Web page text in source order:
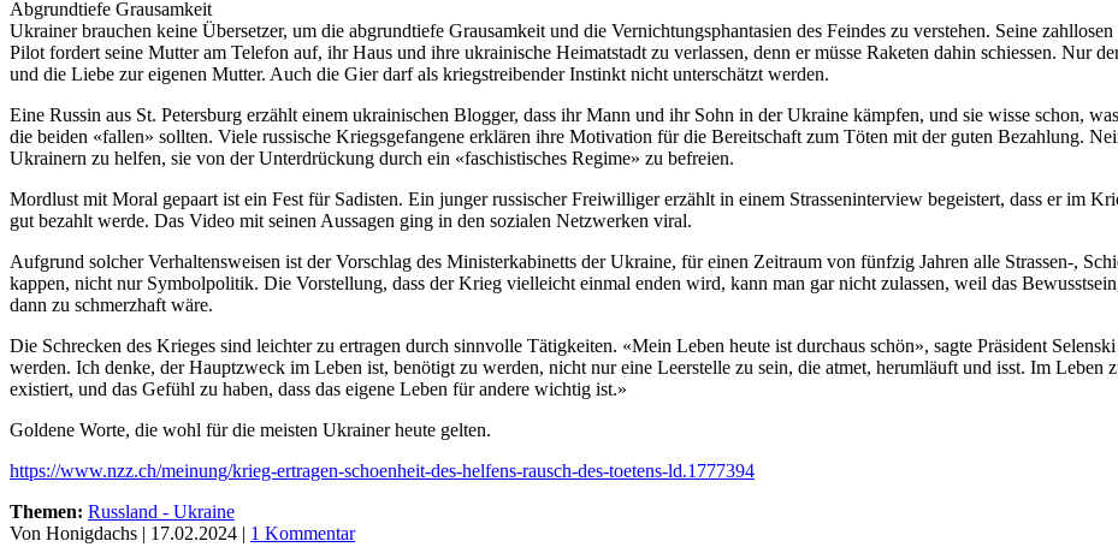
Abgrundtiefe Grausamkeit
Ukrainer brauchen keine Übersetzer, um die abgrundtiefe Grausamkeit und die Vernichtungsphantasien des Feindes zu verstehen. Seine
Pilot fordert seine Mutter am Telefon auf, ihr Haus und ihre ukrainische Heimatstadt zu verlassen, denn er müsse Raketen dahin schiessen. Nur
und die Liebe zur eigenen Mutter. Auch die Gier darf als kriegstreibender Instinkt nicht unterschätzt werden.
Eine Russin aus St. Petersburg erzählt einem ukrainischen Blogger, dass ihr Mann und ihr Sohn in der Ukraine kämpfen, und sie wisse schon,
die beiden «fallen» sollten. Viele russische Kriegsgefangene erklären ihre Motivation für die Bereitschaft zum Töten mit der guten Bezahlung.
Ukrainern zu helfen, sie von der Unterdrückung durch ein «faschistisches Regime» zu befreien.
Mordlust mit Moral gepaart ist ein Fest für Sadisten. Ein junger russischer Freiwilliger erzählt in einem Strasseninterview begeistert, dass er im
gut bezahlt werde. Das Video mit seinen Aussagen ging in den sozialen Netzwerken viral.
Aufgrund solcher Verhaltensweisen ist der Vorschlag des Ministerkabinetts der Ukraine, für einen Zeitraum von fünfzig Jahren alle Strassen-,
kappen, nicht nur Symbolpolitik. Die Vorstellung, dass der Krieg vielleicht einmal enden wird, kann man gar nicht zulassen, weil das
dann zu schmerzhaft wäre.
Die Schrecken des Krieges sind leichter zu ertragen durch sinnvolle Tätigkeiten. «Mein Leben heute ist durchaus schön», sagte Präsident
werden. Ich denke, der Hauptzweck im Leben ist, benötigt zu werden, nicht nur eine Leerstelle zu sein, die atmet, herumläuft und isst. Im Leben
existiert, und das Gefühl zu haben, dass das eigene Leben für andere wichtig ist.»
Goldene Worte, die wohl für die meisten Ukrainer heute gelten.
https://www.nzz.ch/meinung/krieg-ertragen-schoenheit-des-helfens-rausch-des-toetens-ld.1777394
Themen: Russland - Ukraine
Von Honigdachs | 17.02.2024 | 1 Kommentar